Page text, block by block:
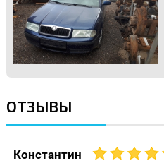
ОТЗЫВЫ
Константин